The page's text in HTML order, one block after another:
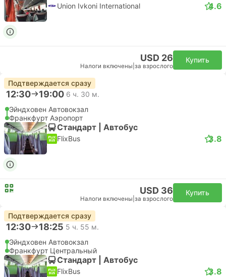
Union Ivkoni International 4.6
USD 26
Налоги включены за взрослого
Купить
Подтверждается сразу
12:30 19:00 6 ч. 30 м.
Эйндховен Автовокзал
Франкфурт Аэропорт
Стандарт | Автобус
FlixBus 3.8
USD 36
Налоги включены за взрослого
Купить
Подтверждается сразу
12:30 18:25 5 ч. 55 м.
Эйндховен Автовокзал
Франкфурт Центральный
Стандарт | Автобус
FlixBus 3.8